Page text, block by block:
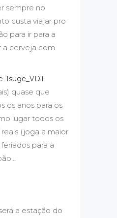
sempre no
custa viajar pro
para ir para a
a cerveja com
quase que
os anos para os
lugar todos os
(joga a maior
para a
a estação do